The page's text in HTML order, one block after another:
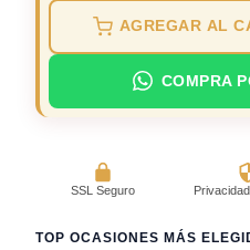
AGREGAR AL
COMPRA
SSL Seguro
TOP OCASIONES MÁS